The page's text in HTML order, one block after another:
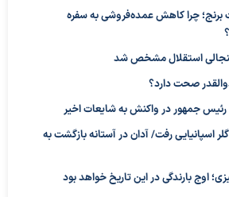
چرا کاهش عمده‌فروشی به سفره
استقلال مشخص شد
صحت دارد؟
رئیس جمهور در واکنش به شایعات اخیر
اسپانیایی رفت/ آدان در آستانه بازگشت به
اوج بارندگی در این تاریخ خواهد بود